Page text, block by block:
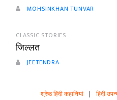
MOHSINKHAN TUNVAR
CLASSIC STORIES
जिल्लत
JEETENDRA
श्रेष्ठ हिंदी कहानियां | हिंदी